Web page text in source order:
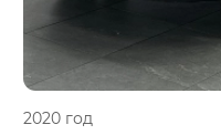
2020 год